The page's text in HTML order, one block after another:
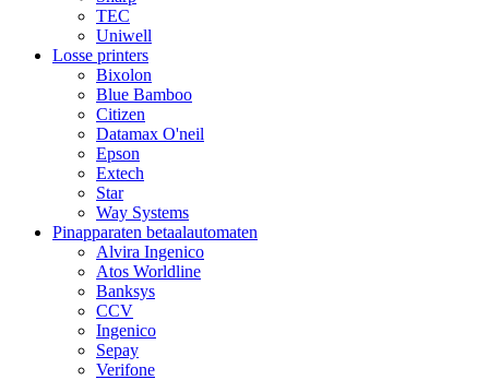
TEC
Uniwell
Losse printers
Bixolon
Blue Bamboo
Citizen
Datamax O'neil
Epson
Extech
Star
Way Systems
Pinapparaten betaalautomaten
Alvira Ingenico
Atos Worldline
Banksys
CCV
Ingenico
Sepay
Verifone